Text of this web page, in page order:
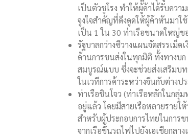
เป็นตัวชูโรง ทำให้ผู้ค้าได้รับควา
จูงใจสำคัญที่ดึงดูดให้ผู้ค้าหันมาใ
เป็น 1 ใน 30 ท่าเรือขนาดใหญ่ข
รัฐบาลกว่างซีวางแผนจัดสรรเม็
ด้านการขนส่งในทุกมิติ ทั้งทางบ
สมบูรณ์แบบ ซึ่งจะช่วยส่งเสริมบ
ในเวทีการค้าระหว่างจีนกับต่างป
ท่าเรือชินโจว (ท่าเรือหลักในกลุ่
อยู่แล้ว โดยมีสายเรือหลายรายใ
สำหรับผู้ประกอบการไทยในการ
จากเรือขึ้นรถไฟไปยังเอเชียกลา